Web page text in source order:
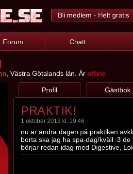
Bli medlem - Helt gratis
Forum Chatt
, Västra Götalands län. Är offline
Profil Gästbok
PRAKTIK!
1 oktober 2013 kl. 19:46
nu är andra dagen på praktiken
borta ska jag ha spa-dag/kväll :3
börjar redan idag med Digestive,